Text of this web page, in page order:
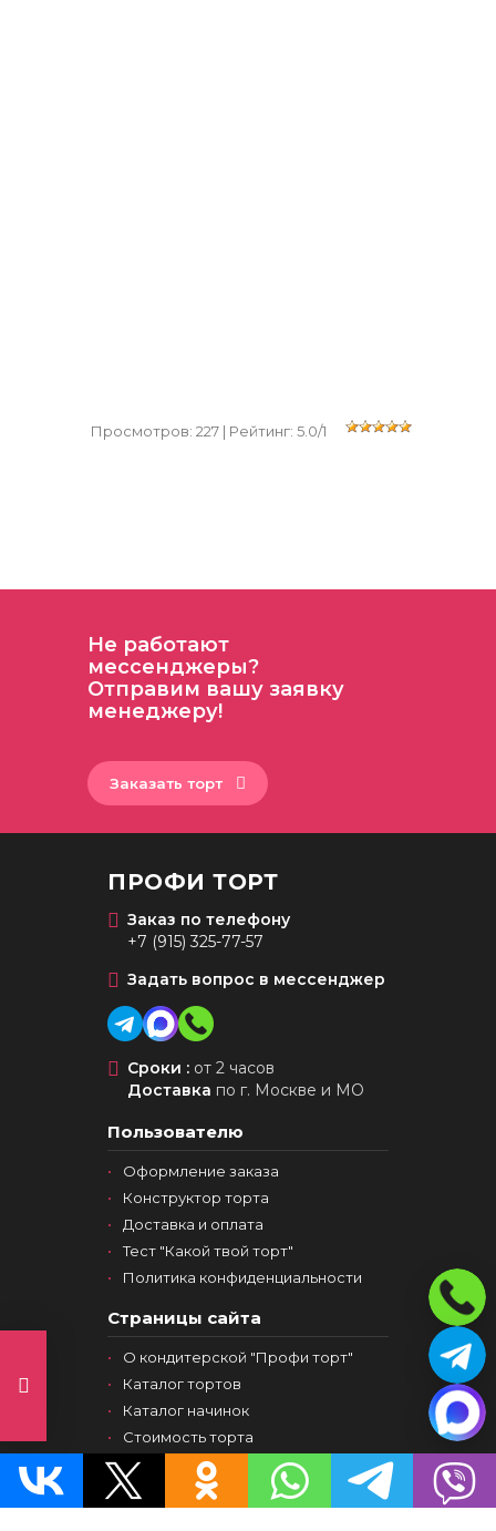
Просмотров: 227 | Рейтинг: 5.0/1
Не работают
мессенджеры?
Отправим вашу заявку
менеджеру!
Заказать торт
ПРОФИ ТОРТ
Заказ по телефону
+7 (915) 325-77-57
Задать вопрос в мессенджер
Сроки : от 2 часов
Доставка по г. Москве и МО
Пользователю
Оформление заказа
Конструктор торта
Доставка и оплата
Тест "Какой твой торт"
Политика конфиденциальности
Страницы сайта
О кондитерской "Профи торт"
Каталог тортов
Каталог начинок
Стоимость торта
Блог